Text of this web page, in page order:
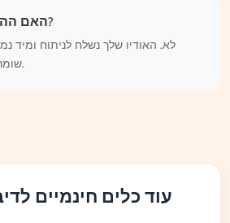
האם ההקלטה שלי נשמרת?
לא. האודיו שלך נשלח לניתוח ומיד
שומרים את ההקלטות שלך.
עוד כלים חינמיים